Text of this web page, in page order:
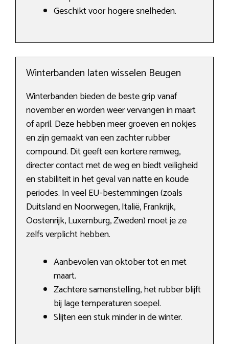
Geschikt voor hogere snelheden.
Winterbanden laten wisselen Beugen
Winterbanden bieden de beste grip vanaf
november en worden weer vervangen in maart
of april. Deze hebben meer groeven en nokjes
en zijn gemaakt van een zachter rubber
compound. Dit geeft een kortere remweg,
directer contact met de weg en biedt veiligheid
en stabiliteit in het geval van natte en koude
periodes. In veel EU-bestemmingen (zoals
Duitsland en Noorwegen, Italië, Frankrijk,
Oostenrijk, Luxemburg, Zweden) moet je ze
zelfs verplicht hebben.
Aanbevolen van oktober tot en met
maart.
Zachtere samenstelling, het rubber blijft
bij lage temperaturen soepel.
Slijten een stuk minder in de winter.